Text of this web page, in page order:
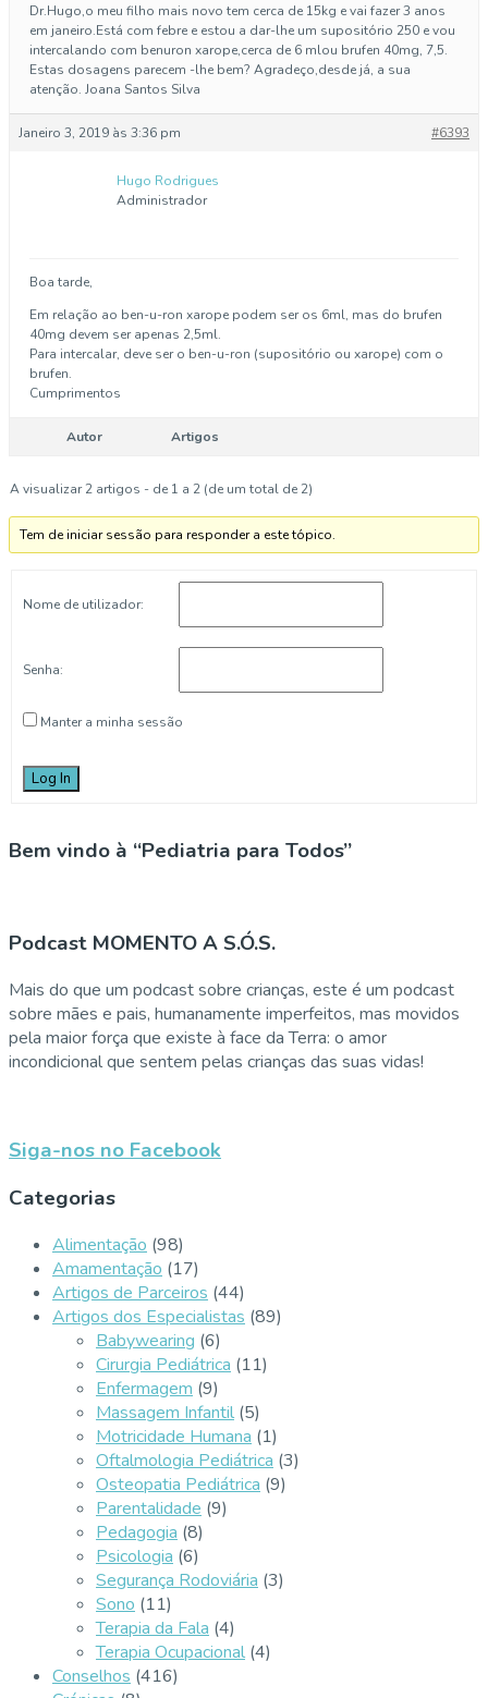
Dr.Hugo,o meu filho mais novo tem cerca de 15kg e vai fazer 3 anos
em janeiro.Está com febre e estou a dar-lhe um supositório 250 e vou
intercalando com benuron xarope,cerca de 6 mlou brufen 40mg, 7,5.
Estas dosagens parecem -lhe bem? Agradeço,desde já, a sua
atenção. Joana Santos Silva
Janeiro 3, 2019 às 3:36 pm #6393
Hugo Rodrigues
Administrador
Boa tarde,
Em relação ao ben-u-ron xarope podem ser os 6ml, mas do brufen
40mg devem ser apenas 2,5ml.
Para intercalar, deve ser o ben-u-ron (supositório ou xarope) com o
brufen.
Cumprimentos
Autor Artigos
A visualizar 2 artigos - de 1 a 2 (de um total de 2)
Tem de iniciar sessão para responder a este tópico.
Nome de utilizador:
Senha:
Manter a minha sessão
Log In
Bem vindo à “Pediatria para Todos”
Podcast MOMENTO A S.Ó.S.
Mais do que um podcast sobre crianças, este é um podcast
sobre mães e pais, humanamente imperfeitos, mas movidos
pela maior força que existe à face da Terra: o amor
incondicional que sentem pelas crianças das suas vidas!
Siga-nos no Facebook
Categorias
Alimentação (98)
Amamentação (17)
Artigos de Parceiros (44)
Artigos dos Especialistas (89)
Babywearing (6)
Cirurgia Pediátrica (11)
Enfermagem (9)
Massagem Infantil (5)
Motricidade Humana (1)
Oftalmologia Pediátrica (3)
Osteopatia Pediátrica (9)
Parentalidade (9)
Pedagogia (8)
Psicologia (6)
Segurança Rodoviária (3)
Sono (11)
Terapia da Fala (4)
Terapia Ocupacional (4)
Conselhos (416)